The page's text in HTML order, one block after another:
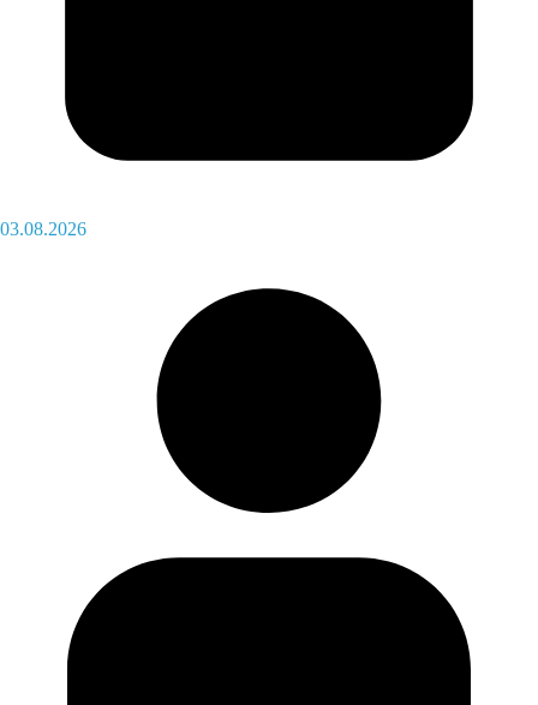
03.08.2026